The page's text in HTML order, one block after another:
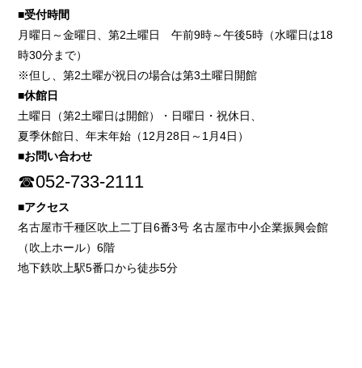
■受付時間
月曜日～金曜日、第2土曜日 午前9時～午後5時（水曜日は18
時30分まで）
※但し、第2土曜が祝日の場合は第3土曜日開館
■休館日
土曜日（第2土曜日は開館）・日曜日・祝休日、
夏季休館日、年末年始（12月28日～1月4日）
■お問い合わせ
☎052-733-2111
■アクセス
名古屋市千種区吹上二丁目6番3号 名古屋市中小企業振興会館
（吹上ホール）6階
地下鉄吹上駅5番口から徒歩5分